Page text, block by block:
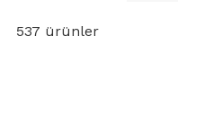
537 ürünler